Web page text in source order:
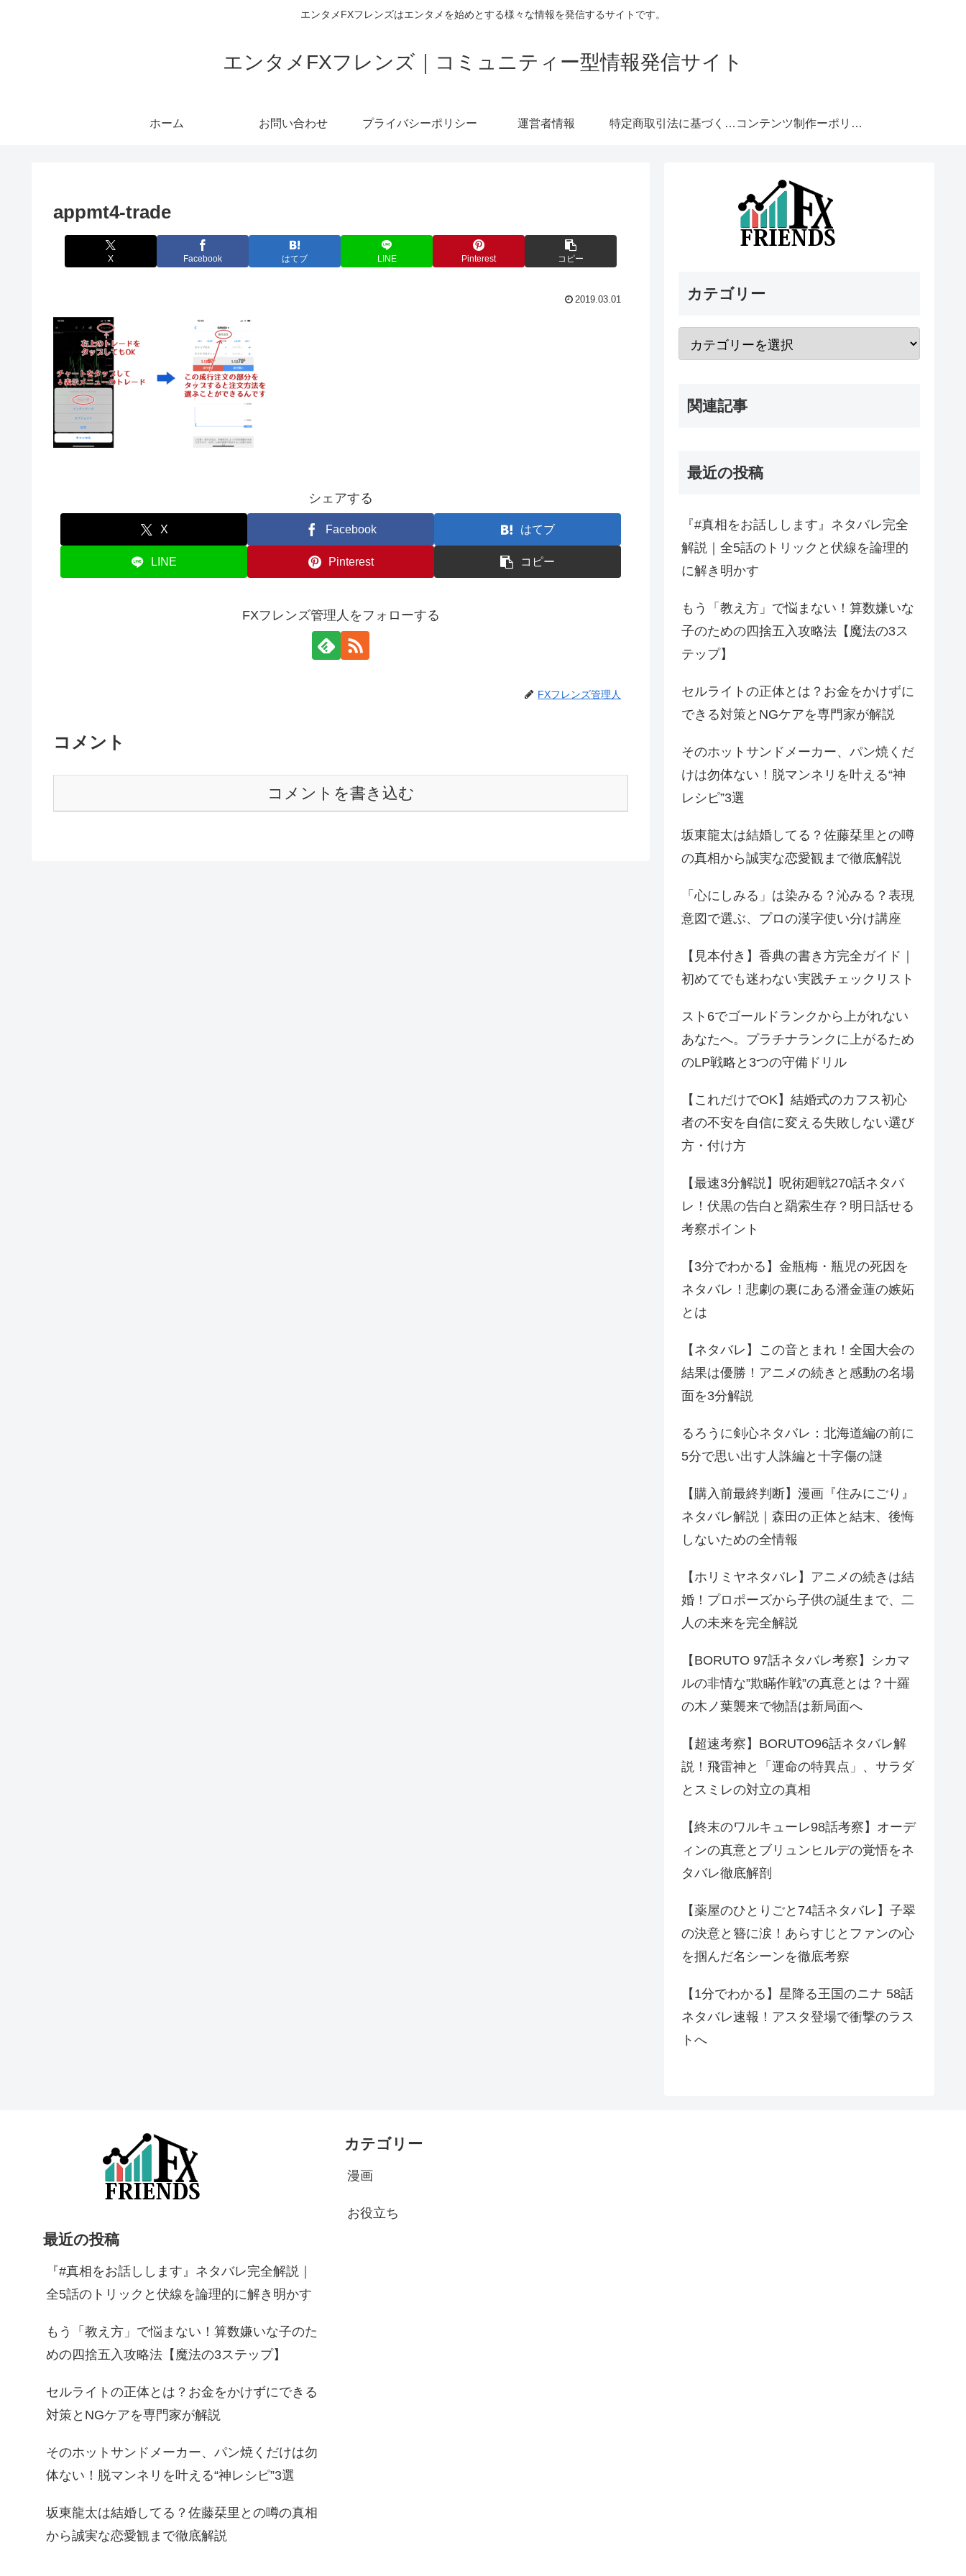
エンタメFXフレンズはエンタメを始めとする様々な情報を発信するサイトです。
エンタメFXフレンズ｜コミュニティー型情報発信サイト
ホーム お問い合わせ プライバシーポリシー 運営者情報 特定商取引法に基づく表記 コンテンツ制作ーポリシー
appmt4-trade
X Facebook はてブ LINE Pinterest コピー
2019.03.01
シェアする
X Facebook はてブ
LINE Pinterest コピー
FXフレンズ管理人をフォローする
FXフレンズ管理人
コメント
コメントを書き込む
カテゴリー
関連記事
最近の投稿
『#真相をお話しします』ネタバレ完全
解説｜全5話のトリックと伏線を論理的
に解き明かす
もう「教え方」で悩まない！算数嫌いな
子のための四捨五入攻略法【魔法の3ス
テップ】
セルライトの正体とは？お金をかけずに
できる対策とNGケアを専門家が解説
そのホットサンドメーカー、パン焼くだ
けは勿体ない！脱マンネリを叶える“神
レシピ”3選
坂東龍太は結婚してる？佐藤栞里との噂
の真相から誠実な恋愛観まで徹底解説
「心にしみる」は染みる？沁みる？表現
意図で選ぶ、プロの漢字使い分け講座
【見本付き】香典の書き方完全ガイド｜
初めてでも迷わない実践チェックリスト
スト6でゴールドランクから上がれない
あなたへ。プラチナランクに上がるため
のLP戦略と3つの守備ドリル
【これだけでOK】結婚式のカフス初心
者の不安を自信に変える失敗しない選び
方・付け方
【最速3分解説】呪術廻戦270話ネタバ
レ！伏黒の告白と羂索生存？明日話せる
考察ポイント
【3分でわかる】金瓶梅・瓶児の死因を
ネタバレ！悲劇の裏にある潘金蓮の嫉妬
とは
【ネタバレ】この音とまれ！全国大会の
結果は優勝！アニメの続きと感動の名場
面を3分解説
るろうに剣心ネタバレ：北海道編の前に
5分で思い出す人誅編と十字傷の謎
【購入前最終判断】漫画『住みにごり』
ネタバレ解説｜森田の正体と結末、後悔
しないための全情報
【ホリミヤネタバレ】アニメの続きは結
婚！プロポーズから子供の誕生まで、二
人の未来を完全解説
【BORUTO 97話ネタバレ考察】シカマ
ルの非情な”欺瞞作戦”の真意とは？十羅
の木ノ葉襲来で物語は新局面へ
【超速考察】BORUTO96話ネタバレ解
説！飛雷神と「運命の特異点」、サラダ
とスミレの対立の真相
【終末のワルキューレ98話考察】オーデ
ィンの真意とブリュンヒルデの覚悟をネ
タバレ徹底解剖
【薬屋のひとりごと74話ネタバレ】子翠
の決意と簪に涙！あらすじとファンの心
を掴んだ名シーンを徹底考察
【1分でわかる】星降る王国のニナ 58話
ネタバレ速報！アスタ登場で衝撃のラス
トへ
最近の投稿
『#真相をお話しします』ネタバレ完全解説｜
全5話のトリックと伏線を論理的に解き明かす
もう「教え方」で悩まない！算数嫌いな子のた
めの四捨五入攻略法【魔法の3ステップ】
セルライトの正体とは？お金をかけずにできる
対策とNGケアを専門家が解説
そのホットサンドメーカー、パン焼くだけは勿
体ない！脱マンネリを叶える“神レシピ”3選
坂東龍太は結婚してる？佐藤栞里との噂の真相
から誠実な恋愛観まで徹底解説
カテゴリー
漫画
お役立ち